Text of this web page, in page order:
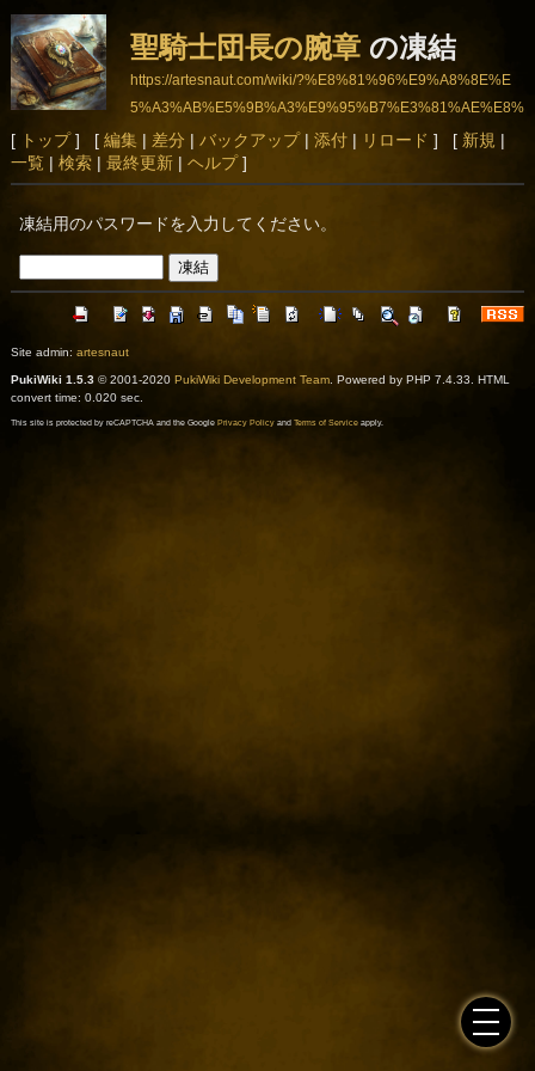
聖騎士団長の腕章の凍結
https://artesnaut.com/wiki/?%E8%81%96%E9%A8%8E%E
5%A3%AB%E5%9B%A3%E9%95%B7%E3%81%AE%E8%
85%95%E7%AB%A0
[ トップ] [ 編集| 差分 | バックアップ| 添付| リロード ] [ 新規 |
一覧 | 検索| 最終更新| ヘルプ]
凍結用のパスワードを入力してください。
Site admin: artesnaut
PukiWiki 1.5.3© 2001-2020 PukiWiki Development Team. Powered by PHP 7.4.33. HTML
convert time: 0.020 sec.
This site is protected by reCAPTCHA and the Google Privacy Policyand Terms of Serviceapply.